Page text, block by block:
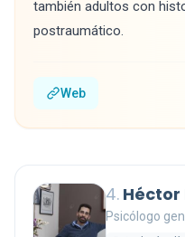
también adultos con
postraumático.
Web
4. Héctor
Psicólogo